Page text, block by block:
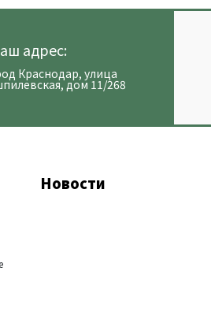
адрес:
Краснодар, улица
дом 11/268
Новости